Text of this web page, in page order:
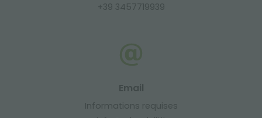
+39 3457719939
Email
Informations requises